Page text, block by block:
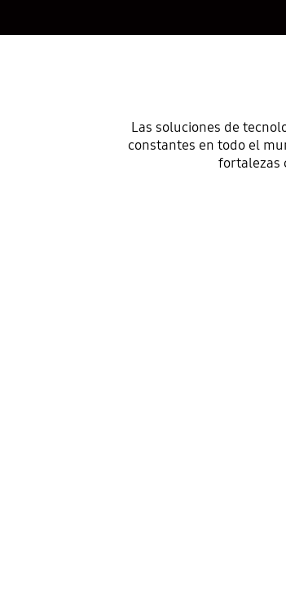
Las soluciones de
constantes en todo el
fortalezas